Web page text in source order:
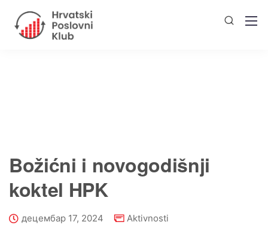
Božićni i novogodišnji
koktel HPK
децембар 17, 2024 Aktivnosti